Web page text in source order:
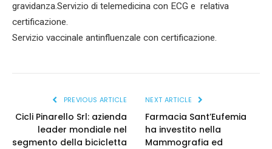
gravidanza.Servizio di telemedicina con ECG e relativa
certificazione.
Servizio vaccinale antinfluenzale con certificazione.
PREVIOUS ARTICLE
Cicli Pinarello Srl: azienda
leader mondiale nel
segmento della bicicletta
NEXT ARTICLE
Farmacia Sant’Eufemia
ha investito nella
Mammografia ed